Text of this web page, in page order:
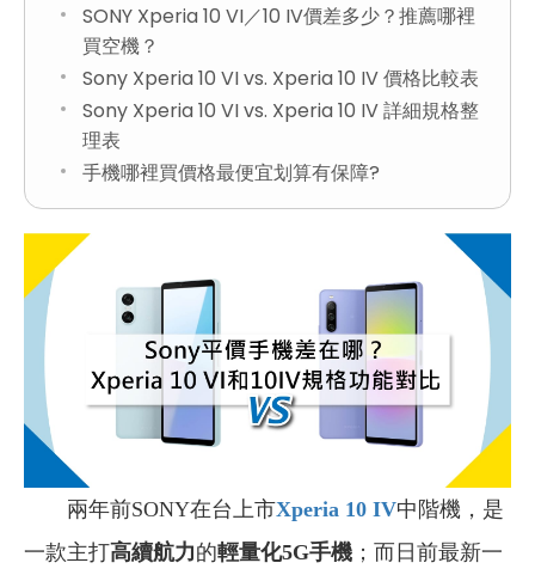
SONY Xperia 10 VI／10 IV價差多少？推薦哪裡
買空機？
Sony Xperia 10 VI vs. Xperia 10 IV 價格比較表
Sony Xperia 10 VI vs. Xperia 10 IV 詳細規格整
理表
手機哪裡買價格最便宜划算有保障?
兩年前SONY在台上市Xperia 10 IV中階機，是
一款主打高續航力的輕量化5G手機 ；而日前最新一